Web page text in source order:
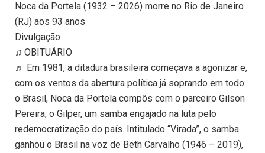
Noca da Portela (1932 – 2026) morre no Rio de Janeiro
(RJ) aos 93 anos
Divulgação
♫ OBITUÁRIO
♬ Em 1981, a ditadura brasileira começava a agonizar e,
com os ventos da abertura política já soprando em todo
o Brasil, Noca da Portela compôs com o parceiro Gilson
Pereira, o Gilper, um samba engajado na luta pelo
redemocratização do país. Intitulado “Virada”, o samba
ganhou o Brasil na voz de Beth Carvalho (1946 – 2019),